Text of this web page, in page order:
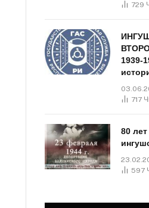
729
1939-
717
80
597